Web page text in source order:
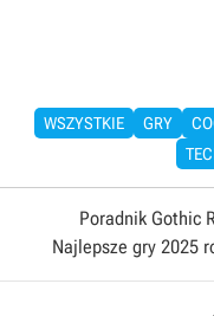
WSZYSTKIE GRY
Poradnik Gothic
Najlepsze gry 2025